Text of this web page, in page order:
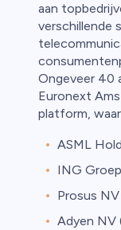
aan
verschillende
Ongeveer 40
Euronext
platform,
ASML
ING
Prosus
Adyen NV